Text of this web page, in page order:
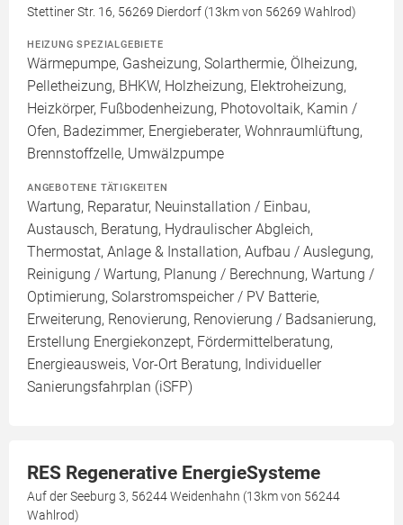
Stettiner Str. 16, 56269 Dierdorf (13km von 56269 Wahlrod)
HEIZUNG SPEZIALGEBIETE
Wärmepumpe, Gasheizung, Solarthermie, Ölheizung,
Pelletheizung, BHKW, Holzheizung, Elektroheizung,
Heizkörper, Fußbodenheizung, Photovoltaik, Kamin /
Ofen, Badezimmer, Energieberater, Wohnraumlüftung,
Brennstoffzelle, Umwälzpumpe
ANGEBOTENE TÄTIGKEITEN
Wartung, Reparatur, Neuinstallation / Einbau,
Austausch, Beratung, Hydraulischer Abgleich,
Thermostat, Anlage & Installation, Aufbau / Auslegung,
Reinigung / Wartung, Planung / Berechnung, Wartung /
Optimierung, Solarstromspeicher / PV Batterie,
Erweiterung, Renovierung, Renovierung / Badsanierung,
Erstellung Energiekonzept, Fördermittelberatung,
Energieausweis, Vor-Ort Beratung, Individueller
Sanierungsfahrplan (iSFP)
RES Regenerative EnergieSysteme
Auf der Seeburg 3, 56244 Weidenhahn (13km von 56244
Wahlrod)